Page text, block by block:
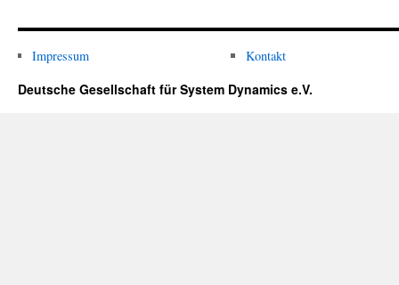
Impressum Kontakt
Deutsche Gesellschaft für System Dynamics e.V.